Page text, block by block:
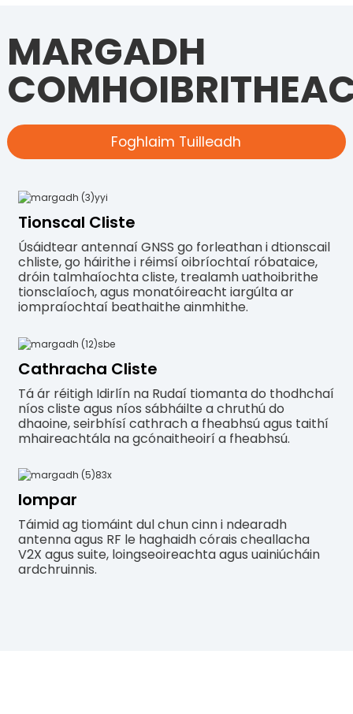
MARGADH
Foghlaim Tuilleadh
Tionscal Cliste
Úsáidtear antennaí GNSS go forleathan i dtionscail
chliste, go háirithe i réimsí oibríochtaí róbataice,
dróin talmhaíochta cliste, trealamh uathoibrithe
tionsclaíoch, agus monatóireacht iargúlta ar
iompraíochtaí beathaithe ainmhithe.
Cathracha Cliste
Tá ár réitigh Idirlín na Rudaí tiomanta do thodhchaí
níos cliste agus níos sábháilte a chruthú do
dhaoine, seirbhísí cathrach a fheabhsú agus taithí
mhaireachtála na gcónaitheoirí a fheabhsú.
Iompar
Táimid ag tiomáint dul chun cinn i ndearadh
antenna agus RF le haghaidh córais cheallacha
V2X agus suite, loingseoireachta agus uainiúcháin
ardchruinnis.